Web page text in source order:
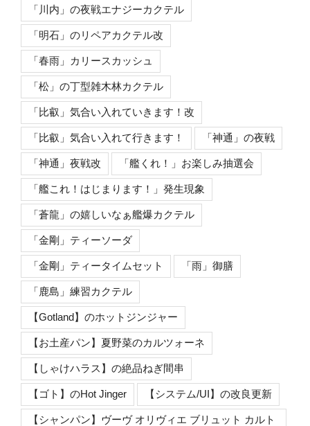
「川内」の夜戦エナジーカクテル
「明石」のリペアカクテル改
「春雨」カリースカッシュ
「松」の丁型雑木林カクテル
「比叡」気合い入れていきます！改
「比叡」気合い入れて行きます！ 「神通」の夜戦
「神通」夜戦改 「艦くれ！」お楽しみ抽選会
「艦これ！はじまります！」発生現象
「蒼龍」の嬉しいなぁ艦爆カクテル
「金剛」ティーソーダ
「金剛」ティータイムセット 「雨」御膳
「鹿島」練習カクテル
【Gotland】のホットジンジャー
【お土産パン】夏野菜のカルツォーネ
【しゃけハラス】の絶品ねぎ間串
【ゴト】のHot Jinger 【システム/UI】の改良更新
【シャンパン】ヴーヴ オリヴィエ ブリュット カルト